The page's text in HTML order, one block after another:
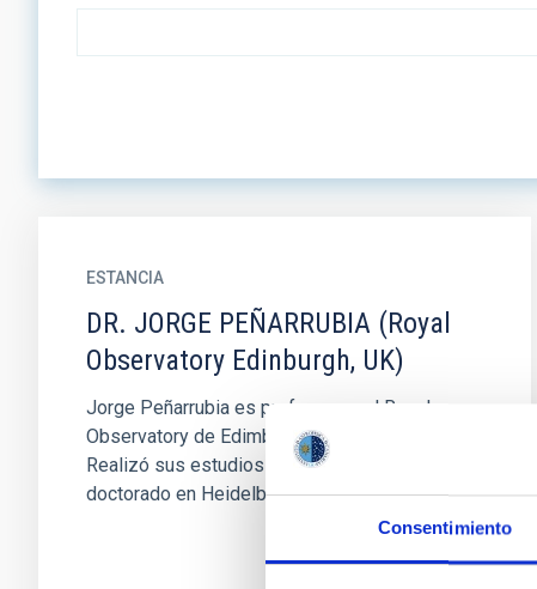
Consentimiento
ESTANCIA
DR. JORGE PEÑARRUBIA (Royal
Observatory Edinburgh, UK)
Jorge Peñarrubia es profesor en el Royal
Observatory de Edimburgo, en el Reino Unido.
Realizó sus estudios de grado en Valencia y su
doctorado en Heidelberg...